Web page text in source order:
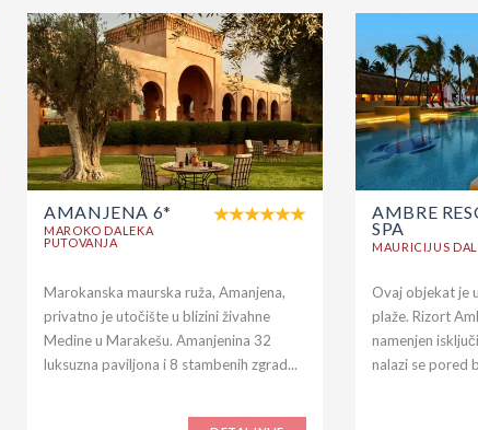
AMANJENA 6*
MAROKO DALEKA
PUTOVANJA
Marokanska maurska ruža, Amanjena,
privatno je utočište u blizini živahne
Medine u Marakešu. Amanjenina 32
luksuzna paviljona i 8 stambenih zgrad...
AMBRE
SPA
MAURICIJUS
Ovaj objekat je
plaže. Rizort
namenjen
nalazi se pored